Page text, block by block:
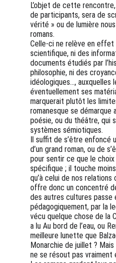
L’objet de cette
de participants, sera de
vérité » ou de lumière
romans.
Celle-ci ne relève en effet
scientifique, ni des
documents étudiés par
philosophie, ni des
idéologiques…, auxquelles
éventuellement ses
marquerait plutôt les
romanesque se démarque
poésie, ou du théâtre, qui
systèmes sémiotiques.
Il suffit de s’être enfoncé
d’un grand roman, ou de
pour sentir ce que le choix
spécifique ; il touche
qu’à celui de nos relations
offre donc un concentré
des autres cultures
pédagogiquement, par la
vécu quelque chose de la
a lu Au bord de l’eau, ou
meilleure lunette que
Monarchie de juillet ?
ne se résout pas vraiment